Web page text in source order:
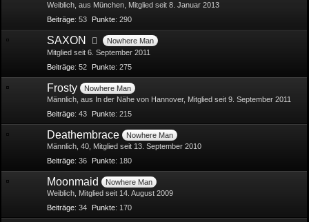
Weiblich aus München Mitglied seit 8. Januar 2013
Beiträge 53 Punkte 290
SAXON
Nowhere Man
Mitglied seit 6. September 2011
Beiträge 52 Punkte 275
Frosty
Nowhere Man
Männlich aus In der Nähe von Hannover Mitglied seit 9. September 2011
Beiträge 43 Punkte 215
Deathembrace
Nowhere Man
Männlich 40 Mitglied seit 13. September 2010
Beiträge 36 Punkte 180
Moonmaid
Nowhere Man
Weiblich Mitglied seit 14. August 2009
Beiträge 34 Punkte 170